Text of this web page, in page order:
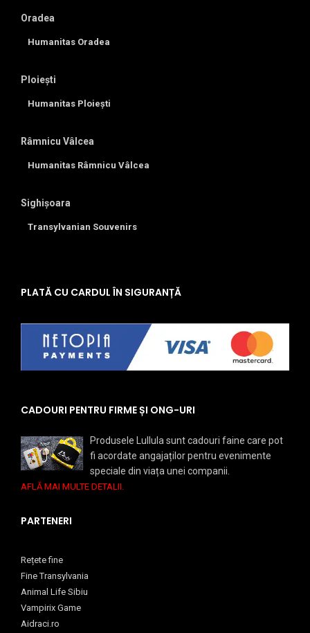
Oradea
Humanitas Oradea
Ploiești
Humanitas Ploiești
Râmnicu Vâlcea
Humanitas Râmnicu Vâlcea
Sighișoara
Transylvanian Souvenirs
PLATĂ CU CARDUL ÎN SIGURANȚĂ
CADOURI PENTRU FIRME ȘI ONG-URI
Produsele Lullula sunt cadouri faine care pot
fi acordate angajaților pentru evenimente
speciale din viața unei companii.
AFLĂ MAI MULTE DETALII.
PARTENERI
Rețete fine
Fine Transylvania
Animal Life Sibiu
Vampirix Game
Aidraci.ro